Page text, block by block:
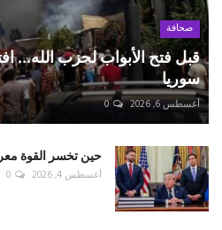
صحافة
قبل فتح الأبواب لحزب الله...
سوريا
أغسطس 6, 2026 0
حين تخسر القوة
أغسطس 4, 2026 0